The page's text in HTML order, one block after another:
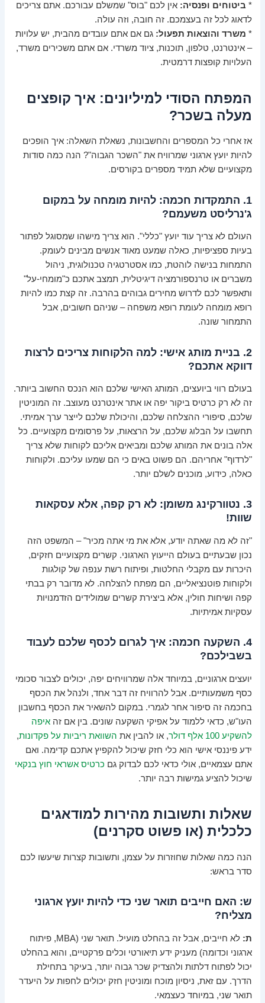
* ביטוחים ופנסיה: אין לכם "בוס" שמשלם עבורכם. אתם צריכים
לדאוג לכל זה בעצמכם. זה חובה, וזה עולה.
* משרד והוצאות תפעול: גם אם אתם עובדים מהבית, יש עלויות
– אינטרנט, טלפון, תוכנות, ציוד משרדי. אם אתם משכירים משרד,
העלויות קופצות דרמטית.
המפתח הסודי למיליונים: איך קופצים
מעלה בשכר?
אז אחרי כל המספרים והחשבונות, נשאלת השאלה: איך הופכים
להיות יועץ ארגוני שמרוויח את "השכר הגבוה"? הנה כמה סודות
מקצועיים שלא תמיד מספרים בקורסים.
1. התמקדות חכמה: להיות מומחה על במקום
ג'נרליסט משעמם?
העולם לא צריך עוד יועץ "כללי". הוא צריך מישהו שמסוגל לפתור
בעיות ספציפיות, כאלה שמעט מאוד אנשים מבינים לעומק.
התמחות בנישה לוהטת, כמו אסטרטגיה טכנולוגית, ניהול
משברים או טרנספורמציה דיגיטלית, תמצב אתכם כ"מומחי-על"
ותאפשר לכם לדרוש מחירים גבוהים בהרבה. זה קצת כמו להיות
רופא מומחה לעומת רופא משפחה – שניהם חשובים, אבל
התמחור שונה.
2. בניית מותג אישי: למה הלקוחות צריכים לרצות
דווקא אתכם?
בעולם רווי ביועצים, המותג האישי שלכם הוא הנכס החשוב ביותר.
זה לא רק כרטיס ביקור יפה או אתר אינטרנט מעוצב. זה המוניטין
שלכם, סיפורי ההצלחה שלכם, והיכולת שלכם לייצר ערך אמיתי.
תחשבו על הבלוג שלכם, על הרצאות, על פרסומים מקצועיים. כל
אלה בונים את המותג שלכם ומביאים אליכם לקוחות שלא צריך
"לרדוף" אחריהם. הם פשוט באים כי הם שמעו עליכם. ולקוחות
כאלה, כידוע, מוכנים לשלם יותר.
3. נטוורקינג משומן: לא רק קפה, אלא עסקאות
שוות!
"זה לא מה שאתה יודע, אלא את מי אתה מכיר" – המשפט הזה
נכון שבעתיים בעולם הייעוץ הארגוני. קשרים מקצועיים חזקים,
היכרות עם מקבלי החלטות, ופיתוח רשת ענפה של קולגות
ולקוחות פוטנציאליים, הם מפתח להצלחה. לא מדובר רק בבתי
קפה ושיחות חולין, אלא ביצירת קשרים שמולידים הזדמנויות
עסקיות אמיתיות.
4. השקעה חכמה: איך לגרום לכסף שלכם לעבוד
בשבילכם?
יועצים ארגוניים, במיוחד אלה שמרוויחים יפה, יכולים לצבור סכומי
כסף משמעותיים. אבל להרוויח זה דבר אחד, ולנהל את הכסף
בחכמה זה סיפור אחר לגמרי. במקום להשאיר את הכסף בחשבון
העו"ש, כדאי ללמוד על אפיקי השקעה שונים. בין אם זהאיפה
להשקיע 100 אלף דולר
, או להבין את השוואת ריביות על פקדונות,
ידע פיננסי אישי הוא כלי חזק שיכול להקפיץ אתכם קדימה. ואם
אתם עצמאיים, אולי כדאי לכם לבדוק גם כרטיס אשראי חוץ בנקאי
שיכול להציע גמישות רבה יותר.
שאלות ותשובות מהירות למודאגים
כלכלית (או פשוט סקרנים)
הנה כמה שאלות שחוזרות על עצמן, ותשובות קצרות שיעשו לכם
סדר בראש:
ש: האם חייבים תואר שני כדי להיות יועץ ארגוני
מצליח?
ת:
לא חייבים, אבל זה בהחלט מועיל. תואר שני (MBA, פיתוח
ארגוני וכדומה) מעניק ידע תיאורטי וכלים פרקטיים, והוא בהחלט
יכול לפתוח דלתות ולהצדיק שכר גבוה יותר, בעיקר בתחילת
הדרך. עם זאת, ניסיון מוכח ומוניטין חזק יכולים לחפות על היעדר
תואר שני, במיוחד כעצמאי.